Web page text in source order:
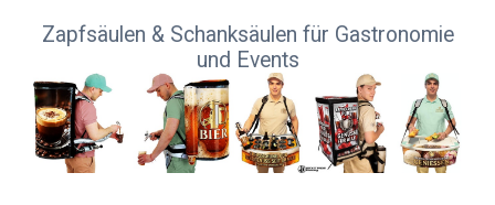
Zapfsäulen & Schanksäulen für Gastronomie
und Events